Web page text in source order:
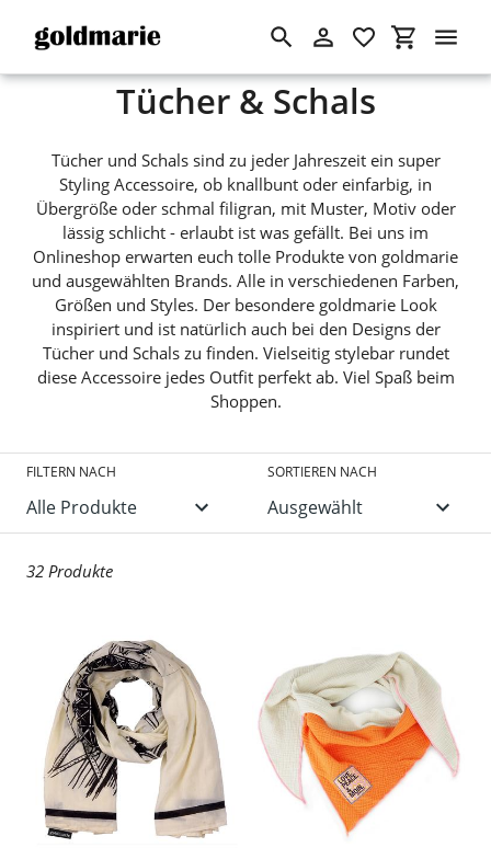
SuchenEinloggen
S
m
m
l
u
n
g
Tücher & Schals
Tücher und Schals sind zu jeder Jahreszeit ein super
Styling Accessoire, ob knallbunt oder einfarbig, in
Übergröße oder schmal filigran, mit Muster, Motiv oder
lässig schlicht - erlaubt ist was gefällt. Bei uns im
Onlineshop erwarten euch tolle Produkte von goldmarie
und ausgewählten Brands. Alle in verschiedenen Farben,
Größen und Styles. Der besondere goldmarie Look
inspiriert und ist natürlich auch bei den Designs der
Tücher und Schals zu finden. Vielseitig stylebar rundet
diese Accessoire jedes Outfit perfekt ab. Viel Spaß beim
Shoppen.
FILTERN NACH SORTIEREN NACH
32 Produkte